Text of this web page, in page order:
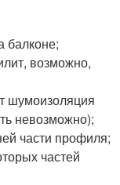
балконе;
возможно,
шумоизоляция
невозможно);
части профиля;
частей